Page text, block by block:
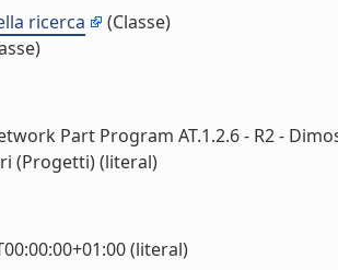
ricerca
(Classe)
Part Program AT.1.2.6 - R2 -
(Progetti) (literal)
(literal)